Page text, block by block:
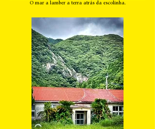
O mar a lamber a terra atrás da escolinha.